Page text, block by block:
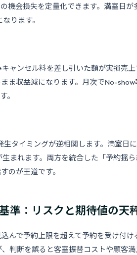
機会損失を定量化できます。満室日が
ります。
ャンセル料を差し引いた額が実損売
ま収益減になります。月次でNo-
。
タイミングが逆相関します。満室日
まれます。両方を統合した「予約揺
のが王道です。
準：リスクと期待値の天
んで予約上限を超えて予約を受け付け
判断を誤ると客室振替コストや顧客